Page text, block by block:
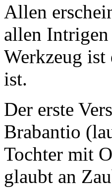
Allen
allen
Werkzeug
ist.
Der erste
Brabantio
Tochter mit
glaubt an